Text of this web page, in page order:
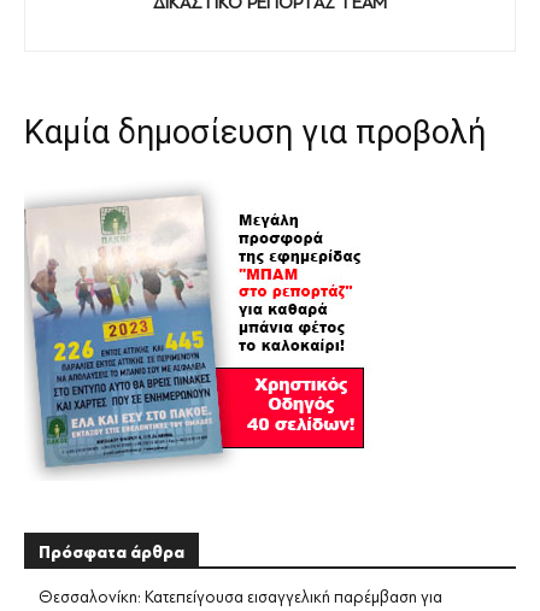
Καμία δημοσίευση για προβολή
Πρόσφατα άρθρα
Θεσσαλονίκη: Κατεπείγουσα εισαγγελική παρέμβαση για